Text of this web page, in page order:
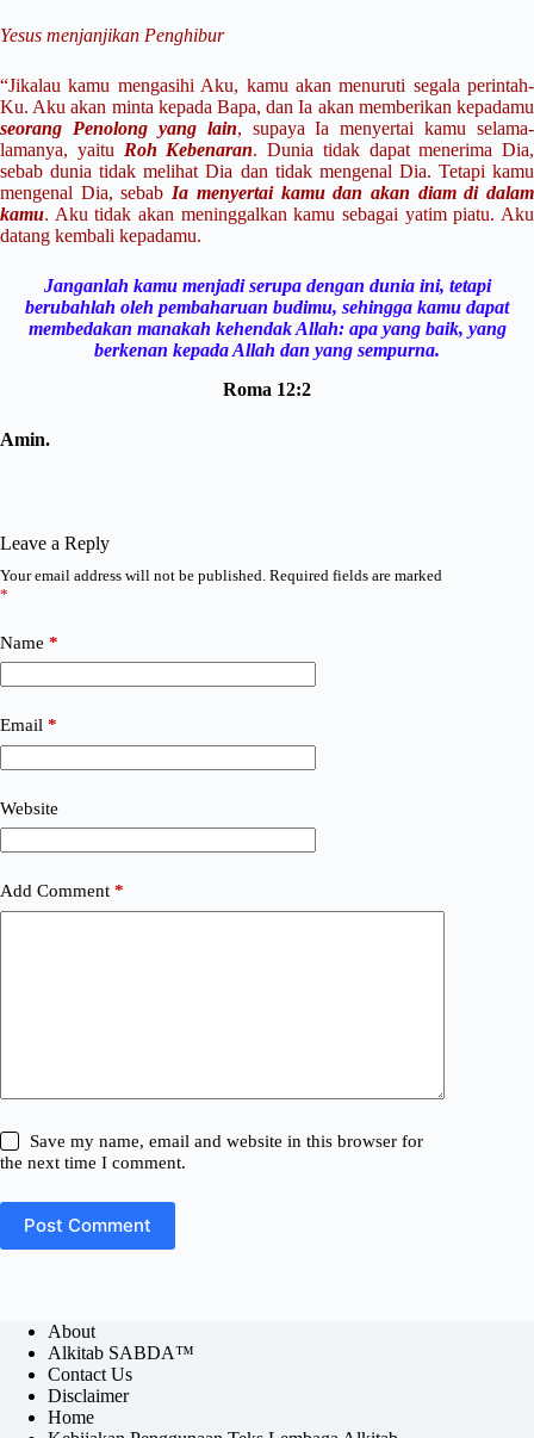
Yesus menjanjikan Penghibur
“Jikalau kamu mengasihi Aku, kamu akan menuruti segala perintah-
Ku. Aku akan minta kepada Bapa, dan Ia akan memberikan kepadamu
seorang Penolong yang lain, supaya Ia menyertai kamu selama-
lamanya, yaitu Roh Kebenaran. Dunia tidak dapat menerima Dia,
sebab dunia tidak melihat Dia dan tidak mengenal Dia. Tetapi kamu
mengenal Dia, sebab Ia menyertai kamu dan akan diam di dalam
kamu. Aku tidak akan meninggalkan kamu sebagai yatim piatu. Aku
datang kembali kepadamu.
Janganlah kamu menjadi serupa dengan dunia ini, tetapi
berubahlah oleh pembaharuan budimu, sehingga kamu dapat
membedakan manakah kehendak Allah: apa yang baik, yang
berkenan kepada Allah dan yang sempurna.
Roma 12:2
Amin.
Leave a Reply
Your email address will not be published. Required fields are marked
*
Name *
Email *
Website
Add Comment *
Save my name, email and website in this browser for
the next time I comment.
Post Comment
About
Alkitab SABDA™
Contact Us
Disclaimer
Home